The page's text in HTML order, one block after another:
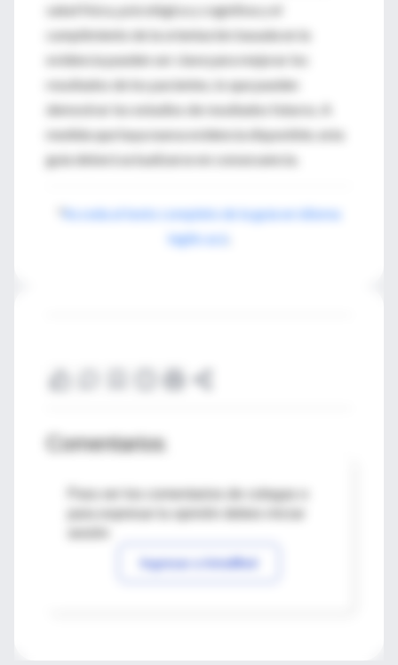
salud física, psicológica y cognitiva y el
cumplimiento de la orientación basada en la
evidencia pueden ser clave para mejorar los
resultados de los pacientes, lo que pueden
demostrar los estudios de resultados futuros. A
medida que haya nueva evidencia disponible, esta
guía deberá actualizarse en consecuencia.
Acceda al texto completo de la guía en idioma
inglés acá
Comentarios
Para ver los comentarios de colegas o
Ingresar a IntraMed